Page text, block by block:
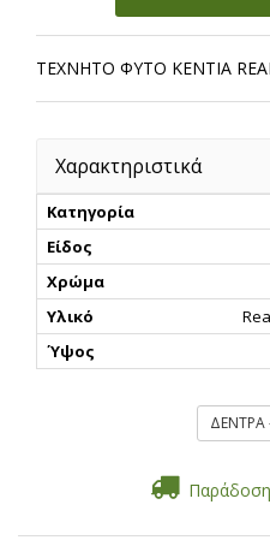
ΤΕΧΝΗΤΟ ΦΥΤΟ ΚΕΝΤΙΑ
Χαρακτηριστικά
Κατηγορία
Είδος
Χρώμα
Υλικό
Ύψος
ΔΕΝΤΡΑ
Παράδοση